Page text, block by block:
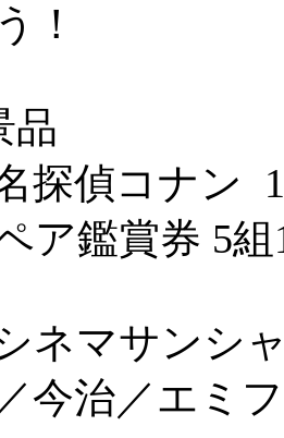
！
品
探偵コナン
ア鑑賞券 5組
ネマサンシ
今治／エミ